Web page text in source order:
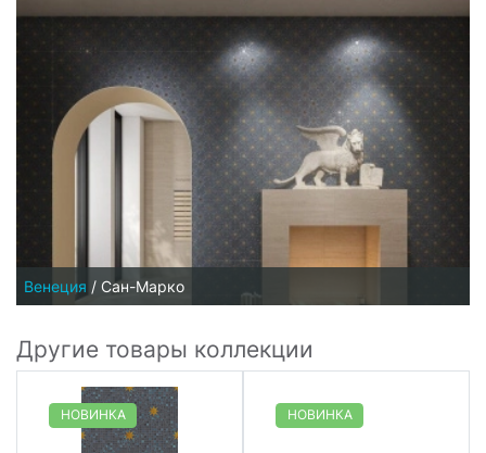
Венеция / Сан-Марко
Другие товары коллекции
НОВИНКА НОВИНКА